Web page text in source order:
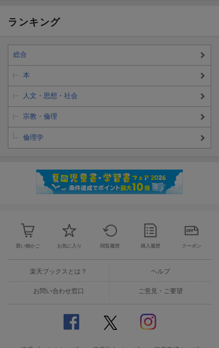
ランキング
総合
本
人文・思想・社会
宗教・倫理
倫理学
買い物かご お気に入り 閲覧履歴 購入履歴 クーポン
楽天ブックスとは？ ヘルプ
お問い合わせ窓口 ご意見・ご要望